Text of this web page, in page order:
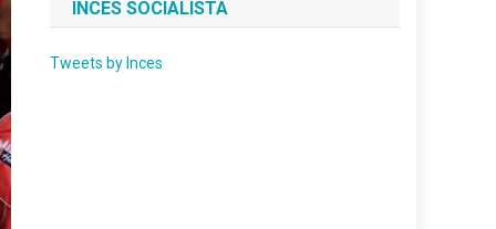
INCES SOCIALISTA
Tweets by Inces